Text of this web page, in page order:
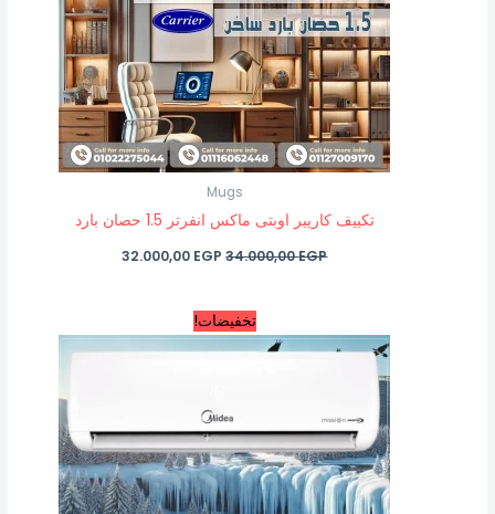
Mugs
تكييف كاريير اوبتى ماكس انفرتر 1.5 حصان بارد
34.000,00EGP
32.000,00 EGP
تخفيضات!
السعر
الأصلي
هو:
الحالي
هو: